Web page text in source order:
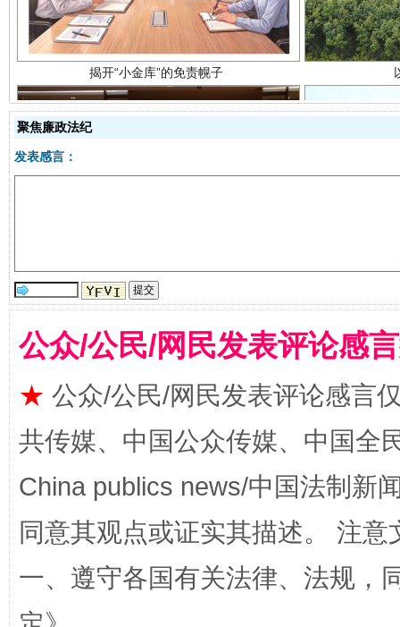
全民健身五年计划来了！等你上场
聚焦廉政法纪
发表感言：
公众/公民/网民发表评论感
★ 公众/公民/网民发表评论感言
共传媒、中国公众传媒、中国全
China publics news/中国法制新
同意其观点或证实其描述。 注
一、遵守各国有关法律、法规，